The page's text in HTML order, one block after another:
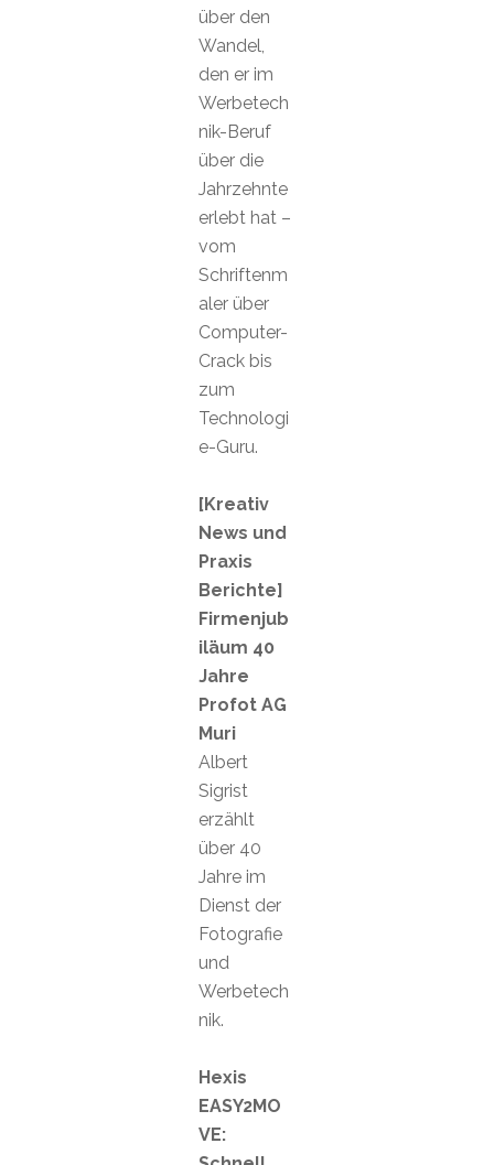
über den
Wandel,
den er im
Werbetech
nik-Beruf
über die
Jahrzehnte
erlebt hat –
vom
Schriftenm
aler über
Computer-
Crack bis
zum
Technologi
e-Guru.
[Kreativ
News und
Praxis
Berichte]
Firmenjub
iläum 40
Jahre
Profot AG
Muri
Albert
Sigrist
erzählt
über 40
Jahre im
Dienst der
Fotografie
und
Werbetech
nik.
Hexis
EASY2MO
VE: